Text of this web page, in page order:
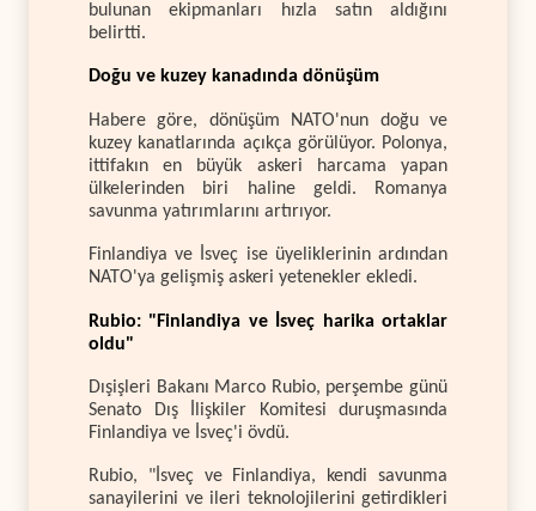
bulunan ekipmanları hızla satın aldığını
belirtti.
Doğu ve kuzey kanadında dönüşüm
Habere göre, dönüşüm NATO'nun doğu ve
kuzey kanatlarında açıkça görülüyor. Polonya,
ittifakın en büyük askeri harcama yapan
ülkelerinden biri haline geldi. Romanya
savunma yatırımlarını artırıyor.
Finlandiya ve İsveç ise üyeliklerinin ardından
NATO'ya gelişmiş askeri yetenekler ekledi.
Rubio: "Finlandiya ve İsveç harika ortaklar
oldu"
Dışişleri Bakanı Marco Rubio, perşembe günü
Senato Dış İlişkiler Komitesi duruşmasında
Finlandiya ve İsveç'i övdü.
Rubio, "İsveç ve Finlandiya, kendi savunma
sanayilerini ve ileri teknolojilerini getirdikleri